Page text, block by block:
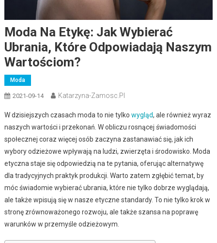
Moda Na Etykę: Jak Wybierać
Ubrania, Które Odpowiadają Naszym
Wartościom?
Moda
2021-09-14 Katarzyna-Zamosc.pl
W dzisiejszych czasach moda to nie tylko wygląd, ale również wyraz
naszych wartości i przekonań. W obliczu rosnącej świadomości
społecznej coraz więcej osób zaczyna zastanawiać się, jak ich
wybory odzieżowe wpływają na ludzi, zwierzęta i środowisko. Moda
etyczna staje się odpowiedzią na te pytania, oferując alternatywę
dla tradycyjnych praktyk produkcji. Warto zatem zgłębić temat, by
móc świadomie wybierać ubrania, które nie tylko dobrze wyglądają,
ale także wpisują się w nasze etyczne standardy. To nie tylko krok w
stronę zrównoważonego rozwoju, ale także szansa na poprawę
warunków w przemyśle odzieżowym.